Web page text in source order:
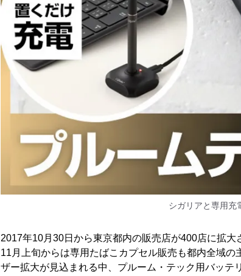
シガリアと専用充
2017年10月30日から東京都内の販売店が400店に拡
11月上旬からは専用たばこカプセル販売も都内全域
ザー拡大が見込まれる中、プルーム・テック用バッ